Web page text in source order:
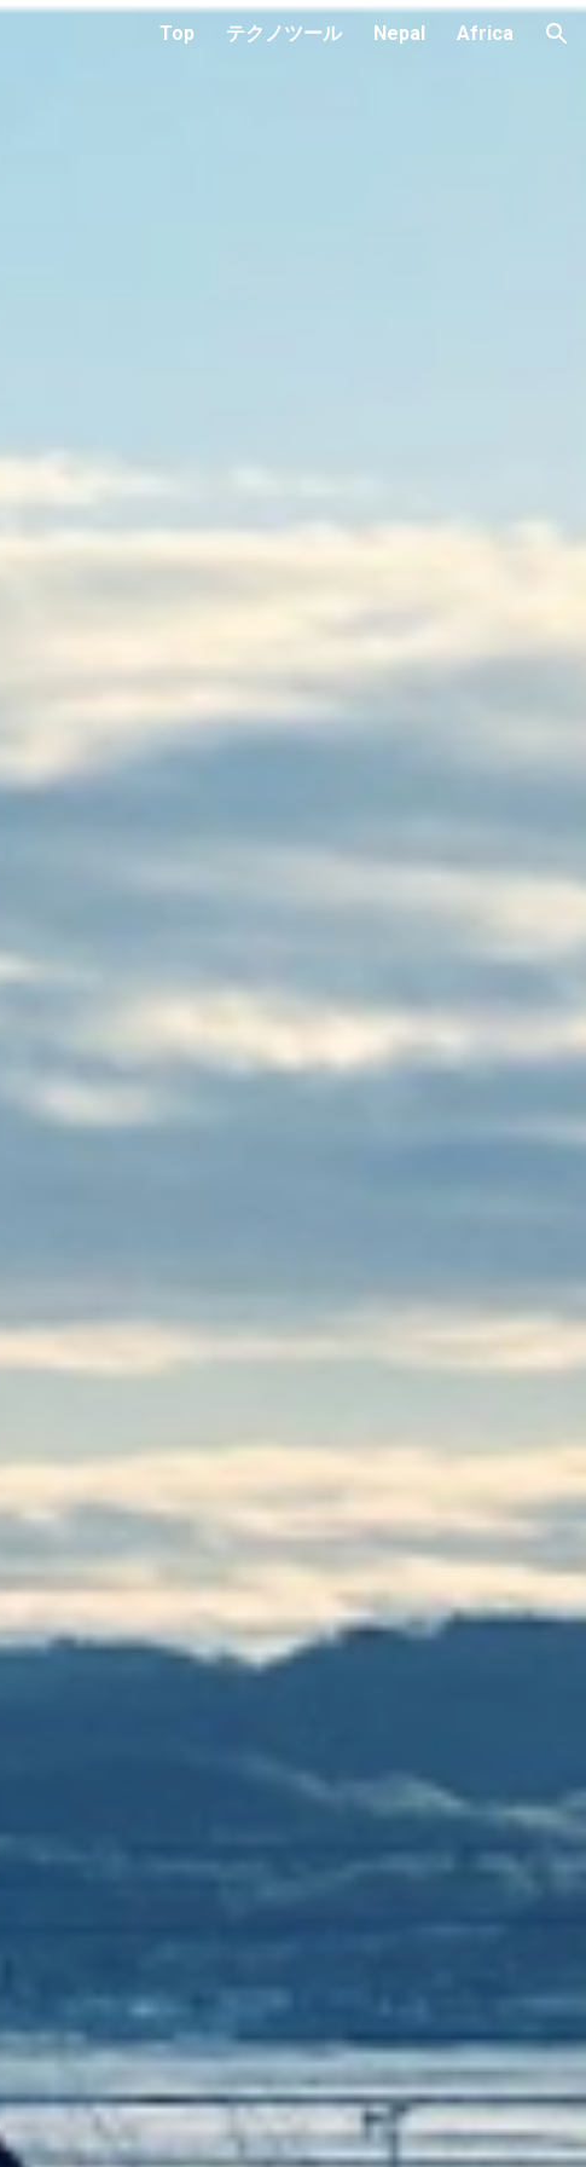
Top テクノツール Nepal Africa